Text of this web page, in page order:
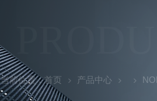
当前位置：首页 产品中心